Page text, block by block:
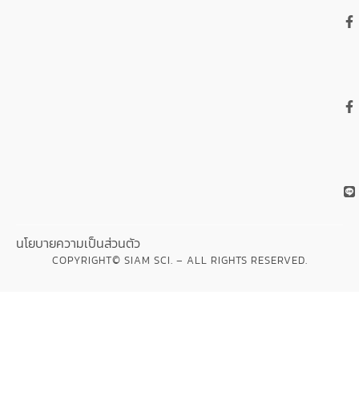
COPYRIGHT© SIAM SCI. – ALL RIGHTS RESERVED.
นโยบายความเป็นส่วนตัว